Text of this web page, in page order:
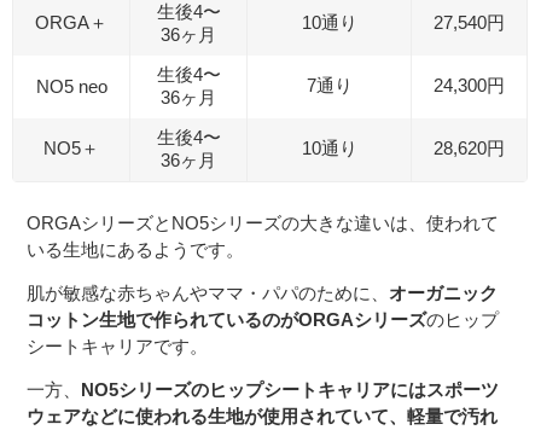
ORGA＋
生後4〜
36ヶ月
10通り 27,540円
NO5 neo
生後4〜
36ヶ月
7通り 24,300円
NO5＋
生後4〜
36ヶ月
10通り 28,620円
ORGAシリーズとNO5シリーズの大きな違いは、使われて
いる生地にあるようです。
肌が敏感な赤ちゃんやママ・パパのために、オーガニック
コットン生地で作られているのがORGAシリーズのヒップ
シートキャリアです。
一方、 NO5シリーズのヒップシートキャリアにはスポーツ
ウェアなどに使われる生地が使用されていて、軽量で汚れ